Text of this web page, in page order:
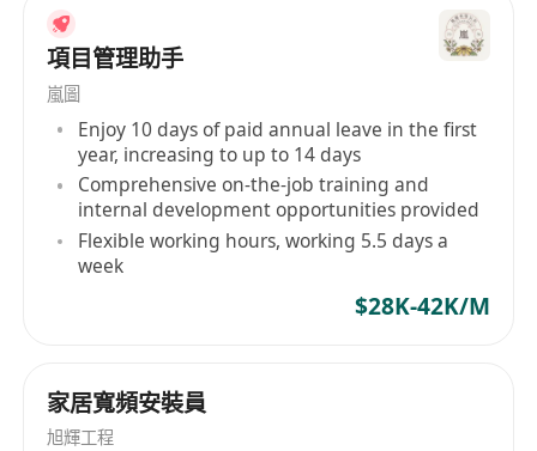
具備粵語、普通話及英語三語工作能力，可熟練
運用於跨部門協作、客戶溝通及文檔撰寫；
具備5年以上軟件或IT類項目管理實務經驗，有
帶領3人以上團隊的管理經歷；
具備優秀的溝通表達、跨團隊協作、獨立分析判
斷、高效執行及抗壓能力；
熟悉項目管理方法論（如PMBOK），掌握項目
啟動、規劃、執行、監控與收尾全流程；持有
PMP認證或高級信息系統項目管理師資格者優
發類項目管理經驗者尤佳；
擁有AI技術應用、行業集成解決方案落地經驗者
項目管理助手
嵐圖
Enjoy 10 days of paid annual leave in the first
year, increasing to up to 14 days
Comprehensive on-the-job training and
internal development opportunities provided
Flexible working hours, working 5.5 days a
week
$28K-42K/M
家居寬頻安裝員
旭輝工程